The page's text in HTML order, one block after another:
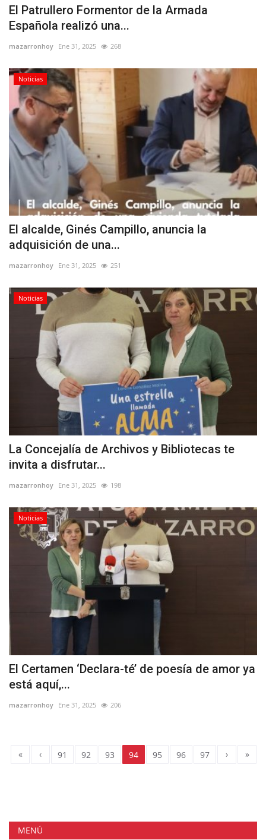
El Patrullero Formentor de la Armada
Española realizó una...
mazarronhoy Ene 31, 2025 268
Noticias
El alcalde, Ginés Campillo, anuncia la
adquisición de una...
mazarronhoy Ene 31, 2025 251
Noticias
La Concejalía de Archivos y Bibliotecas te
invita a disfrutar...
mazarronhoy Ene 31, 2025 198
Noticias
El Certamen ‘Declara-té’ de poesía de amor ya
está aquí,...
mazarronhoy Ene 31, 2025 206
« ‹ 91 92 93 94 95 96 97 › »
MENÚ